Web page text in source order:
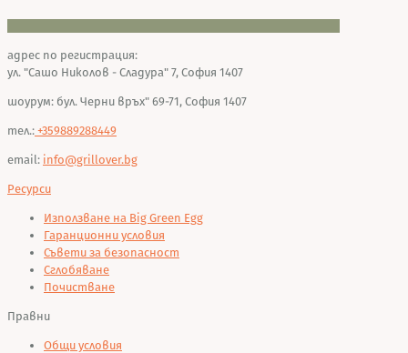
адрес по регистрация:
ул. "Сашо Николов - Сладура" 7, София 1407
шоурум: бул. Черни връх" 69-71, София 1407
тел.: +359889288449
email: info@grillover.bg
Ресурси
Използване на Big Green Egg
Гаранционни условия
Съвети за безопасност
Сглобяване
Почистване
Правни
Общи условия